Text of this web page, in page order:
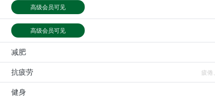
高级会员可见
高级会员可见
减肥
抗疲劳 疲倦
健身